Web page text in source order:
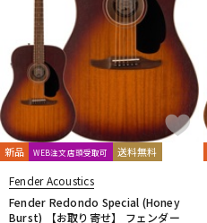
新品 WEB注文店頭受取可 送料無料
Fender Acoustics
Fender Redondo Special (Honey
Burst) 【お取り寄せ】 フェンダー